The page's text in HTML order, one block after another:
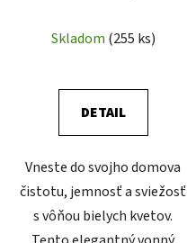
Skladom (255 ks)
DETAIL
Vneste do svojho domova
čistotu, jemnosť a sviežosť
s vôňou bielych kvetov.